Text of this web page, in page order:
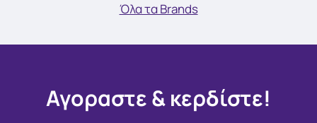
Όλα τα Brands
Αγοραστε & κερδίστε!